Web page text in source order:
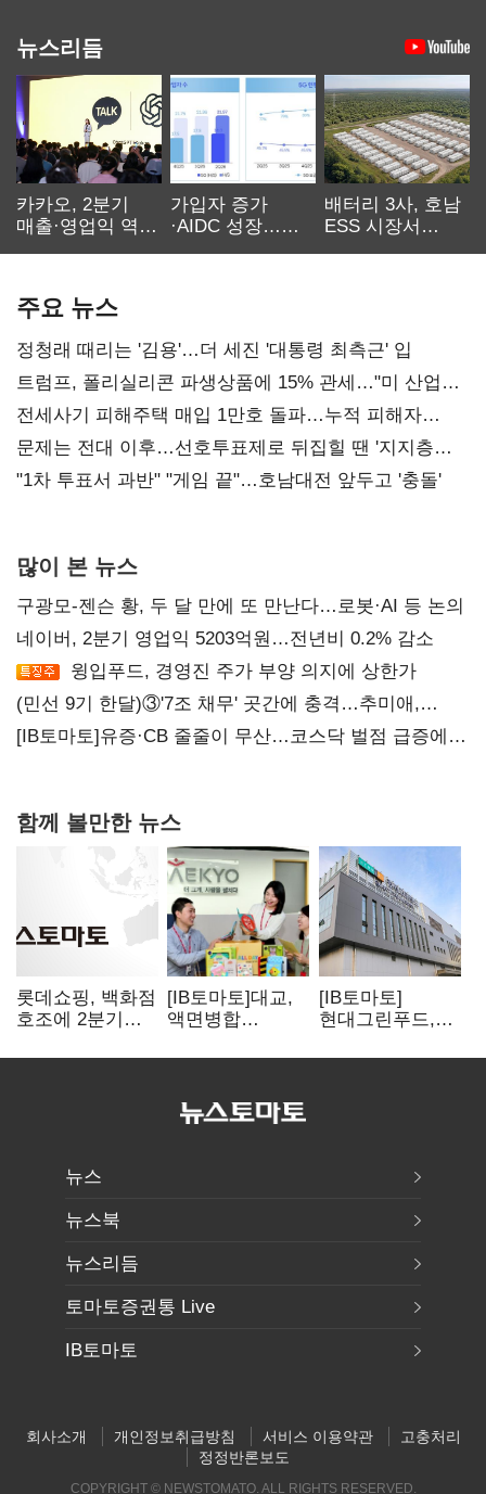
뉴스리듬
카카오, 2분기
매출·영업익 역대
가입자 증가
·AIDC 성장…
배터리 3사, 호남
ESS 시장서
주요 뉴스
정청래 때리는 '김용'…더 세진 '대통령 최측근' 입
트럼프, 폴리실리콘 파생상품에 15% 관세…"미 산업
재건"
전세사기 피해주택 매입 1만호 돌파…누적 피해자
4만278명
문제는 전대 이후…선호투표제로 뒤집힐 땐 '지지층
불복'
"1차 투표서 과반" "게임 끝"…호남대전 앞두고 '충돌'
많이 본 뉴스
구광모-젠슨 황, 두 달 만에 또 만난다…로봇·AI 등 논의
네이버, 2분기 영업익 5203억원…전년비 0.2% 감소
윙입푸드, 경영진 주가 부양 의지에 상한가
(민선 9기 한달)③'7조 채무' 곳간에 충격…추미애,
20년만에 '비상재정' 선언 승부수
[IB토마토]유증·CB 줄줄이 무산…코스닥 벌점 급증에
함께 볼만한 뉴스
롯데쇼핑, 백화점
호조에 2분기
급증
[IB토마토]대교,
액면병합
룰' 경고장…
[IB토마토]
현대그린푸드,
실적 개선에
뉴스
뉴스북
뉴스리듬
토마토증권통 Live
IB토마토
회사소개 개인정보취급방침 서비스 이용약관
고충처리
정정반론보도
COPYRIGHT © NEWSTOMATO. ALL RIGHTS RESERVED.